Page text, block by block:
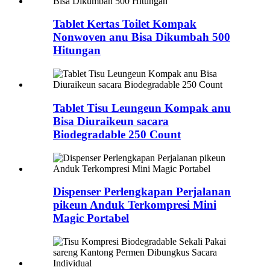
Tablet Kertas Toilet Kompak
Nonwoven anu Bisa Dikumbah 500
Hitungan
Tablet Tisu Leungeun Kompak anu
Bisa Diuraikeun sacara
Biodegradable 250 Count
Dispenser Perlengkapan Perjalanan
pikeun Anduk Terkompresi Mini
Magic Portabel